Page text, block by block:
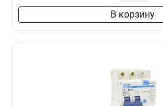
В корзину